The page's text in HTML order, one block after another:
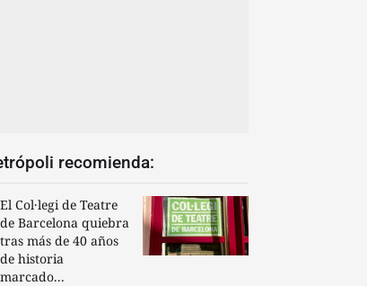
recomienda:
El Col·legi de Teatre
de Barcelona quiebra
tras más de 40 años
de historia
marcado...